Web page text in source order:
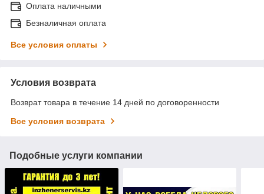
Оплата наличными
Безналичная оплата
Все условия оплаты
Условия возврата
Возврат товара в течение 14 дней по договоренности
Все условия возврата
Подобные услуги компании